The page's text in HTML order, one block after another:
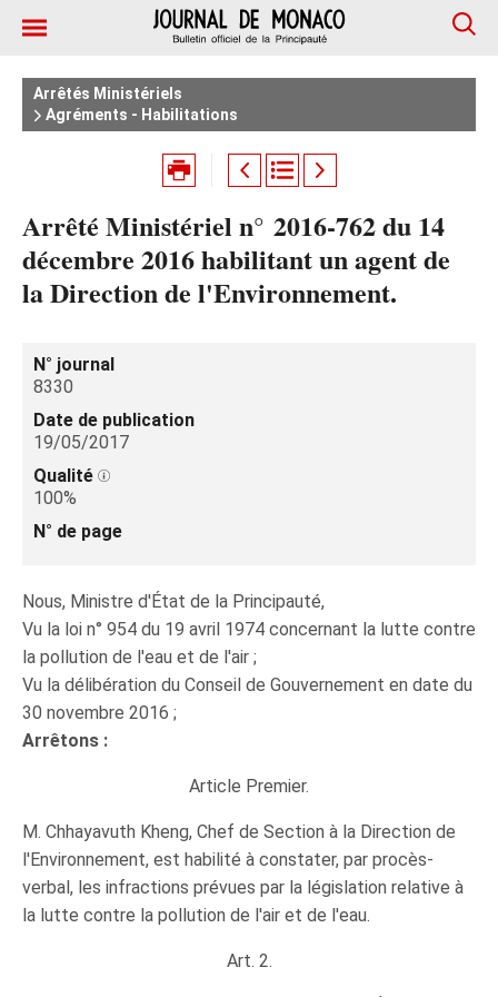
Arrêtés Ministériels
Agréments - Habilitations
Arrêté Ministériel n° 2016-762 du 14
décembre 2016 habilitant un agent de
la Direction de l'Environnement.
N° journal
8330
Date de publication
19/05/2017
Qualité
100%
N° de page
Nous, Ministre d'État de la Principauté,
Vu la loi n° 954 du 19 avril 1974 concernant la lutte contre
la pollution de l'eau et de l'air ;
Vu la délibération du Conseil de Gouvernement en date du
30 novembre 2016 ;
Arrêtons :
Article Premier.
M. Chhayavuth Kheng, Chef de Section à la Direction de
l'Environnement, est habilité à constater, par procès-
verbal, les infractions prévues par la législation relative à
la lutte contre la pollution de l'air et de l'eau.
Art. 2.